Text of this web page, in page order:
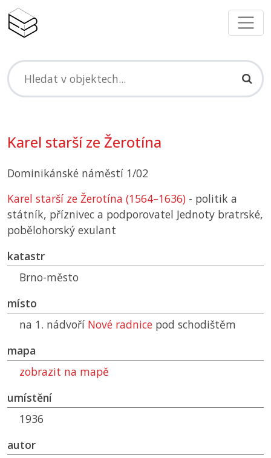
Karel starší ze Žerotína
Dominikánské náměstí 1/02
Karel starší ze Žerotína (1564–1636) - politik a
státník, příznivec a podporovatel Jednoty bratrské,
pobělohorský exulant
katastr
Brno-město
místo
na 1. nádvoří Nové radnice pod schodištěm
mapa
zobrazit na mapě
umístění
1936
autor